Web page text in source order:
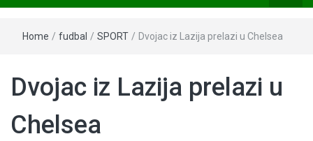
Home / fudbal / SPORT / Dvojac iz Lazija prelazi u Chelsea
Dvojac iz Lazija prelazi u
Chelsea